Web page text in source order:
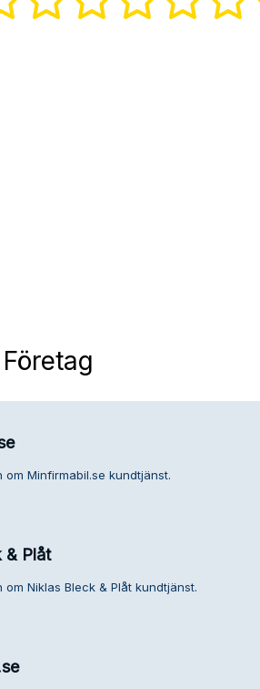
om Minfirmabil.se kundtjänst.
& Plåt
om Niklas Bleck & Plåt kundtjänst.